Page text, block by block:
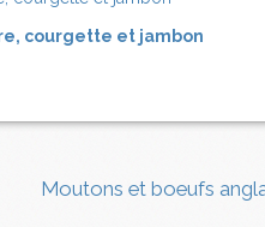
courgette et jambon
Moutons et boeufs